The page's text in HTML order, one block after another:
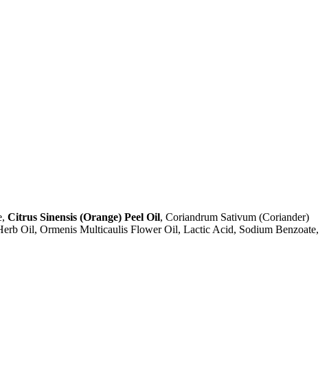
Citrus Sinensis (Orange) Peel Oil, Coriandrum Sativum (Coriander)
Oil, Ormenis Multicaulis Flower Oil, Lactic Acid, Sodium Benzoate,